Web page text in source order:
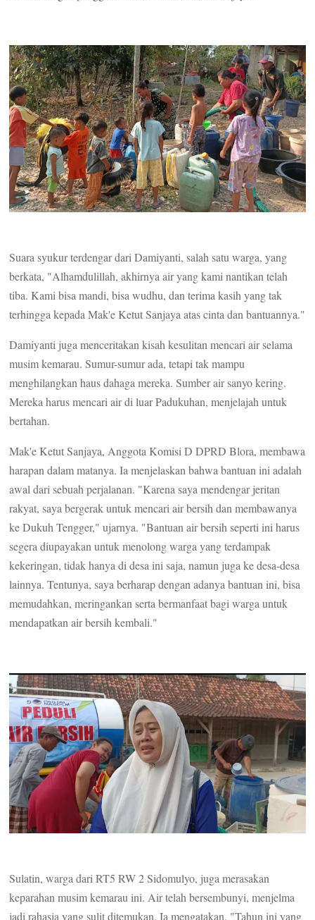
Suara syukur terdengar dari Damiyanti, salah satu warga, yang
berkata, "Alhamdulillah, akhirnya air yang kami nantikan telah
tiba. Kami bisa mandi, bisa wudhu, dan terima kasih yang tak
terhingga kepada Mak'e Ketut Sanjaya atas cinta dan bantuannya."
Damiyanti juga menceritakan kisah kesulitan mencari air selama
musim kemarau. Sumur-sumur ada, tetapi tak mampu
menghilangkan haus dahaga mereka. Sumber air sanyo kering.
Mereka harus mencari air di luar Padukuhan, menjelajah untuk
bertahan.
Mak'e Ketut Sanjaya, Anggota Komisi D DPRD Blora, membawa
harapan dalam matanya. Ia menjelaskan bahwa bantuan ini adalah
awal dari sebuah perjalanan. "Karena saya mendengar jeritan
rakyat, saya bergerak untuk mencari air bersih dan membawanya
ke Dukuh Tengger," ujarnya. "Bantuan air bersih seperti ini harus
segera diupayakan untuk menolong warga yang terdampak
kekeringan, tidak hanya di desa ini saja, namun juga ke desa-desa
lainnya. Tentunya, saya berharap dengan adanya bantuan ini, bisa
memudahkan, meringankan serta bermanfaat bagi warga untuk
mendapatkan air bersih kembali."
Sulatin, warga dari RT5 RW 2 Sidomulyo, juga merasakan
keparahan musim kemarau ini. Air telah bersembunyi, menjelma
jadi rahasia yang sulit ditemukan. Ia mengatakan, "Tahun ini yang